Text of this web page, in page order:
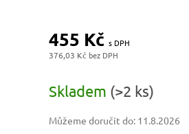
455 Kč
376,03 Kč
cena:
Skladem (>2 ks)
Můžeme doručit do: 11.8.2026